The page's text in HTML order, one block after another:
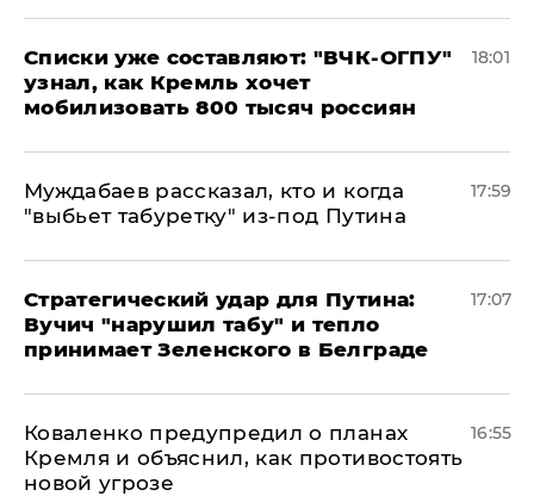
Списки уже составляют: "ВЧК-ОГПУ"
узнал, как Кремль хочет
мобилизовать 800 тысяч россиян
18:01
Муждабаев рассказал, кто и когда
"выбьет табуретку" из-под Путина
17:59
Стратегический удар для Путина:
Вучич "нарушил табу" и тепло
принимает Зеленского в Белграде
17:07
Коваленко предупредил о планах
Кремля и объяснил, как противостоять
новой угрозе
16:55